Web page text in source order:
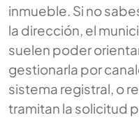
inmueble. Si no
la dirección, el
suelen poder
gestionarla por
sistema registral, o
tramitan la solicitud